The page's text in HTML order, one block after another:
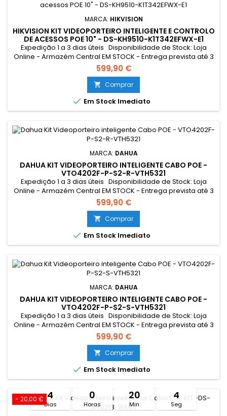
MARCA: HIKVISION
HIKVISION KIT VIDEOPORTEIRO INTELIGENTE E CONTROLO
DE ACESSOS POE 10" - DS-KH9510-K1T342EFWX-E1
Expedição 1 a 3 dias úteis Disponibilidade de Stock: Loja
Online - Armazém Central EM STOCK - Entrega prevista até 3
dias úteis Loja Braga - Rua António Fernandes Ferreira
Gomes SEM STOCK - Por encomenda - chegada até 2 dias
úteis Resumo: *Conexão Monitor e Intercomunicador
Exterior: Cabo UTP POE Tocaram à campainha quando não
estava em casa? A...
599,90 €
 Comprar
 Em Stock Imediato
MARCA: DAHUA
DAHUA KIT VIDEOPORTEIRO INTELIGENTE CABO POE -
VTO4202F-P-S2-R-VTH5321
Expedição 1 a 3 dias úteis Disponibilidade de Stock: Loja
Online - Armazém Central EM STOCK - Entrega prevista até 3
dias úteis Loja Braga - Rua António Fernandes Ferreira
Gomes SEM STOCK - Por encomenda - chegada até 2 dias
úteis Campanha válida entre 01/11 a 15/11/2024 Limitado ao
stock existente Resumo: *Conexão Monitor e
Intercomunicador...
599,90 €
 Comprar
 Em Stock Imediato
MARCA: DAHUA
DAHUA KIT VIDEOPORTEIRO INTELIGENTE CABO POE -
VTO4202F-P-S2-S-VTH5321
Expedição 1 a 3 dias úteis Disponibilidade de Stock: Loja
Online - Armazém Central EM STOCK - Entrega prevista até 3
dias úteis Loja Braga - Rua António Fernandes Ferreira
Gomes SEM STOCK - Por encomenda - chegada até 2 dias
úteis Resumo: *Conexão Monitor e Intercomunicador Exterior:
Cabo UTP POE Tocaram à campainha quando não estava
em casa? A...
599,90 €
 Comprar
 Em Stock Imediato
- 20,00 € 4
Dias
0
Horas
20
Min
4
Seg